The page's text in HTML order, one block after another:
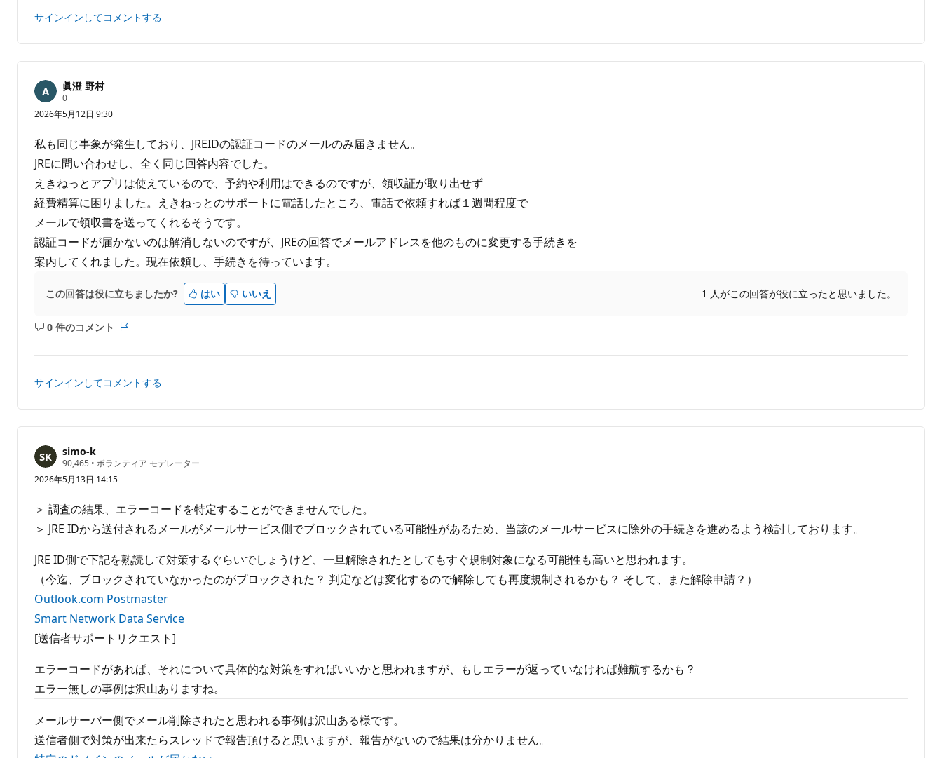
答
の
コ
ト
表
す
る
ト
サインインしてコメントする
眞澄 野村
0評
価
の
イ
ン
ト
2026年5月12日 9:30
私も同じ事象が発生しており、JREIDの認証コードのメールのみ届きません。
JREに問い合わせし、全く同じ回答内容でした。
えきねっとアプリは使えているので、予約や利用はできるのですが、領収証が取り出せず
経費精算に困りました。えきねっとのサポートに電話したところ、電話で依頼すれば１週間程度で
メールで領収書を送ってくれるそうです。
認証コードが届かないのは解消しないのですが、JREの回答でメールアドレスを他のものに変更する手続きを
案内してくれました。現在依頼し、手続きを待っています。
この回答は役に立ちましたか? はい いいえ 1 人がこの回答が役に立ったと思いました。
0 件のコメント
コ
ト
あ
せ
ん
ト
サインインしてコメントする
simo-k
90,465 評
価
の
イ
ン
ト
• ボランティア モデレーター
2026年5月13日 14:15
＞ 調査の結果、エラーコードを特定することができませんでした。
＞ JRE IDから送付されるメールがメールサービス側でブロックされている可能性があるため、当該のメールサービスに除外の手続きを進めるよう検討しております。
JRE ID側で下記を熟読して対策するぐらいでしょうけど、一旦解除されたとしてもすぐ規制対象になる可能性も高いと思われます。
（今迄、ブロックされていなかったのがプロックされた？ 判定などは変化するので解除しても再度規制されるかも？ そして、また解除申請？）
Outlook.com Postmaster
Smart Network Data Service
[送信者サポートリクエスト]
エラーコードがあれぱ、それについて具体的な対策をすればいいかと思われますが、もしエラーが返っていなければ難航するかも？
エラー無しの事例は沢山ありますね。
メールサーバー側でメール削除されたと思われる事例は沢山ある様です。
送信者側で対策が出来たらスレッドで報告頂けると思いますが、報告がないので結果は分かりません。